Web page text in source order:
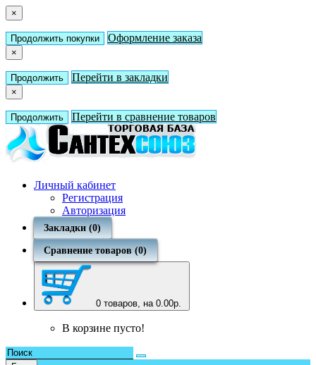
×
Продолжить покупки Оформление заказа
×
Продолжить Перейти в закладки
×
Продолжить Перейти в сравнение товаров
Личный кабинет
Регистрация
Авторизация
Закладки (0)
Сравнение товаров (0)
0 товаров, на 0.00р.
В корзине пусто!